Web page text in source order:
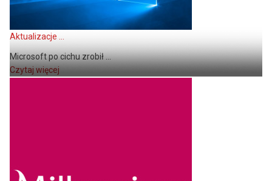
Aktualizacje ...
Microsoft po cichu zrobił ...
Czytaj więcej